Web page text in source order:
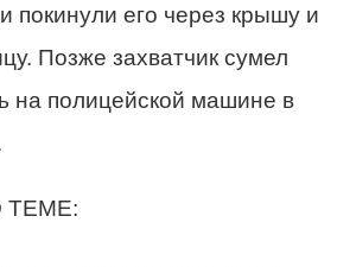
покинули его через крышу и
Позже захватчик сумел
на полицейской машине в
ТЕМЕ: